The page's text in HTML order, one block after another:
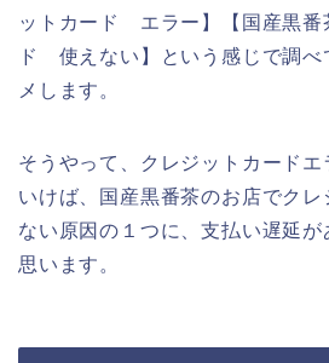
ットカード エラー】【国産黒番
ド 使えない】という感じで調べ
メします。
そうやって、クレジットカードエ
いけば、国産黒番茶のお店でクレ
ない原因の１つに、支払い遅延が
思います。